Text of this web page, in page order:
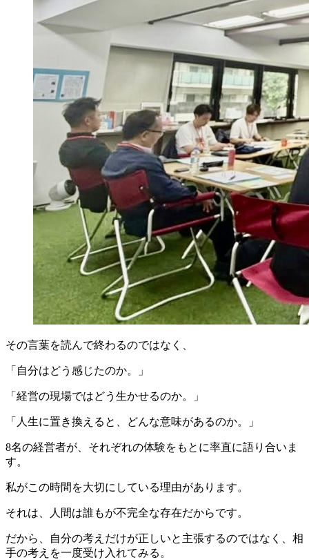
その言葉を読んで終わるのではなく、
「自分はどう感じたのか。」
「経営の現場ではどう生かせるのか。」
「人生に置き換えると、どんな意味があるのか。」
8名の経営者が、それぞれの体験をもとに率直に語り合いま
す。
私がこの時間を大切にしている理由があります。
それは、人間は誰もが不完全な存在だからです。
だから、自分の考えだけが正しいと主張するのではなく、相
手の考えを一度受け入れてみる。